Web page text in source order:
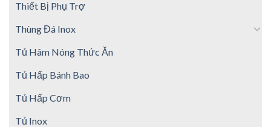
Thiết Bị Phụ Trợ
Thùng Đá Inox
Tủ Hâm Nóng Thức Ăn
Tủ Hấp Bánh Bao
Tủ Hấp Cơm
Tủ Inox